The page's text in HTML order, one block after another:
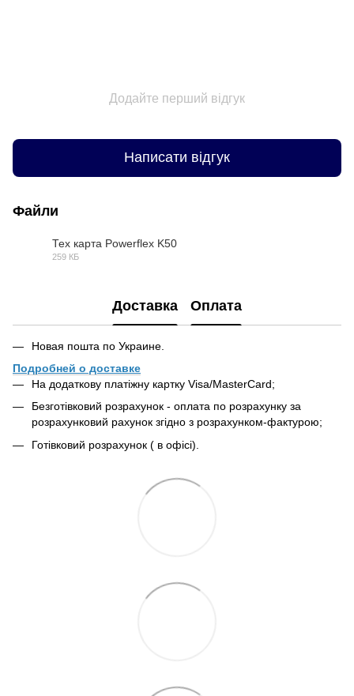
Додайте перший відгук
Написати відгук
Файли
Тех карта Powerflex K50
259 КБ
Доставка Оплата
Новая пошта по Украине.
Подробней о доставке
На додаткову платіжну картку Visa/MasterCard;
Безготівковий розрахунок - оплата по розрахунку за
розрахунковий рахунок згідно з розрахунком-фактурою;
Готівковий розрахунок ( в офісі).